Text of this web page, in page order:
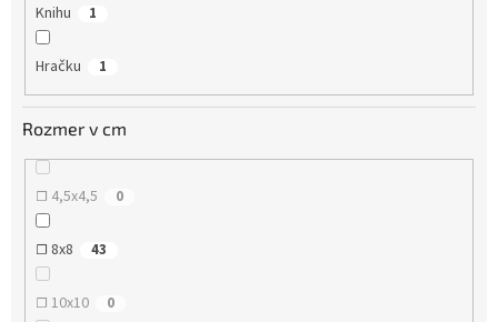
Knihu 1
Hračku 1
Rozmer v cm
☐ 4,5x4,5 0
☐ 8x8 43
☐ 10x10 0